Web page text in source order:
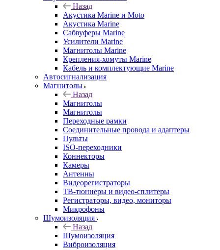
Назад
Акустика Marine и Moto
Акустика Marine
Сабвуферы Marine
Усилители Marine
Магнитолы Marine
Крепления-хомуты Marine
Кабель и комплектующие Marine
Автосигнализация
Магнитолы
Назад
Магнитолы
Магнитолы
Переходные рамки
Соединительные провода и адаптеры
Пульты
ISO-переходники
Коннекторы
Камеры
Антенны
Видеорегистраторы
ТВ-тюннеры и видео-сплитеры
Регистраторы, видео, мониторы
Микрофоны
Шумоизоляция
Назад
Шумоизоляция
Виброизоляция